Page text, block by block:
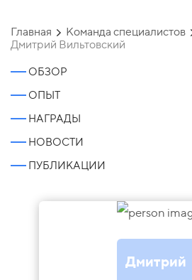
Главная
Команда специалистов
Дмитрий Вильтовский
ОБЗОР
ОПЫТ
НАГРАДЫ
НОВОСТИ
ПУБЛИКАЦИИ
Дмитрий